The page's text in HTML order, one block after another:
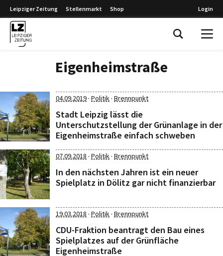
Leipziger Zeitung Stellenmarkt Shop Login
Eigenheimstraße
04.09.2019· Politik· Brennpunkt
Stadt Leipzig lässt die
Unterschutzstellung der Grünanlage in der
Eigenheimstraße einfach schweben
07.09.2018 · Politik· Brennpunkt
In den nächsten Jahren ist ein neuer
Spielplatz in Dölitz gar nicht finanzierbar
19.03.2018 · Politik· Brennpunkt
CDU-Fraktion beantragt den Bau eines
Spielplatzes auf der Grünfläche
Eigenheimstraße